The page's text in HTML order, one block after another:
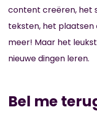
content creëren, het
teksten, het plaatsen
meer! Maar het
nieuwe dingen leren.
Bel me